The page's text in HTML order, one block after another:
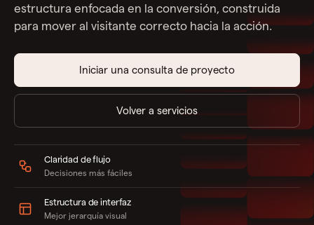
estructura enfocada en la conversión, construida
para mover al visitante correcto hacia la acción.
Iniciar una consulta de proyecto
Volver a servicios
Claridad de flujo
Decisiones más fáciles
Estructura de interfaz
Mejor jerarquía visual